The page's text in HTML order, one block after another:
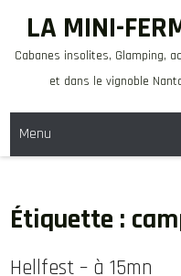
content
LA MINI-
Cabanes insolites, Glamping,
et dans le vignoble
Menu
Étiquette :
Hellfest – à 15mn